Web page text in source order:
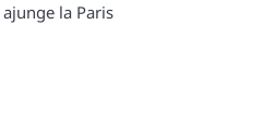
la Paris